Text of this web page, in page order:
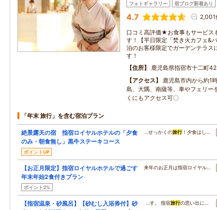
フォトギャラリー 宿ブログ新着あり
4.7 2,001
口コミ高評価★お食事もサービ
す！【平日限定「焚き火カフェ&
泊のお客様限定でガーデンテラス
す！
住所
鹿児島県指宿市十二町
アクセス
鹿児島市内から約1
島、大隅、南薩等、車やフェリー
くにもアクセス可〇
「年末 旅行」を含む宿泊プラン
絶景露天の宿 指宿ロイヤルホテルの「夕食
のみ・朝食無し」黒牛ステーキコース
ポイントUP
…せっかくの旅行！夕食はし…
【お正月限定】指宿ロイヤルホテルで過ごす
年末年始2食付きプラン
ポイント2%
来年のお正月は指宿ロイヤル…
【指宿温泉・砂風呂】【砂むし入浴券付】砂
…す。 指宿旅行の思い出に…